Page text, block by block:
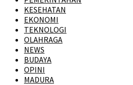
KESEHATAN
EKONOMI
TEKNOLOGI
OLAHRAGA
NEWS
BUDAYA
OPINI
MADURA